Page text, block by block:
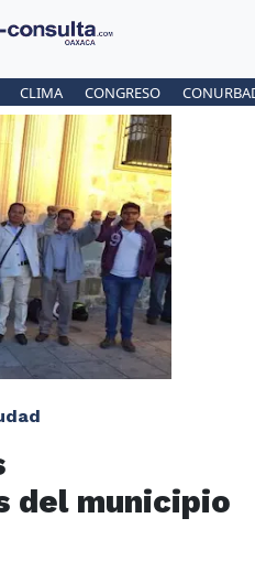
CLIMA CONGRESO
del municipio